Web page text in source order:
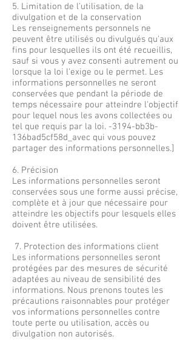
5. Limitation de l'utilisation, de la
divulgation et de la conservation
Les renseignements personnels ne
peuvent être utilisés ou divulgués qu'aux
fins pour lesquelles ils ont été recueillis,
sauf si vous y avez consenti autrement ou
lorsque la loi l'exige ou le permet. Les
informations personnelles ne seront
conservées que pendant la période de
temps nécessaire pour atteindre l'objectif
pour lequel nous les avons collectées ou
tel que requis par la loi. -3194-bb3b-
136bad5cf58d_avec qui vous pouvez
partager des informations personnelles.]
6. Précision
Les informations personnelles seront
conservées sous une forme aussi précise,
complète et à jour que nécessaire pour
atteindre les objectifs pour lesquels elles
doivent être utilisées.
7. Protection des informations client
Les informations personnelles seront
protégées par des mesures de sécurité
adaptées au niveau de sensibilité des
informations. Nous prenons toutes les
précautions raisonnables pour protéger
vos informations personnelles contre
toute perte ou utilisation, accès ou
divulgation non autorisés.